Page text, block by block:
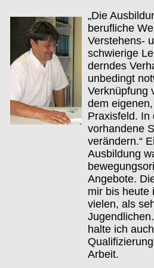
„Die
berufliche
Verstehens-
schwierige
derndes
unbedingt
Verknüpfung
dem
Praxisfeld. In
vorhandene
verändern.“
Ausbildung
Angebote.
mir bis heute
vielen, als
halte ich
Arbeit.